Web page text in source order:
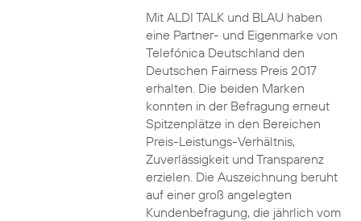
Mit ALDI TALK und BLAU haben
eine Partner- und Eigenmarke von
Telefónica Deutschland den
Deutschen Fairness Preis 2017
erhalten. Die beiden Marken
konnten in der Befragung erneut
Spitzenplätze in den Bereichen
Preis-Leistungs-Verhältnis,
Zuverlässigkeit und Transparenz
erzielen. Die Auszeichnung beruht
auf einer groß angelegten
Kundenbefragung, die jährlich vom